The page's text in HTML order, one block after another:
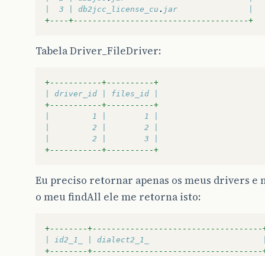
|  3 | db2jcc_license_cu . jar               |
+----+-------------------------------------+
Tabela Driver_FileDriver:
+-----------+----------+
| driver_id | files_id |
+-----------+----------+
|         1 |        1 |
|         2 |        2 |
|         2 |        3 |
+-----------+----------+
Eu preciso retornar apenas os meus drivers e
o meu findAll ele me retorna isto:
+--------
| id2_1_ | dialect2_1_                        |
+--------